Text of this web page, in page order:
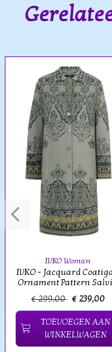
IVKO Woman
IVKO - Jacquard
Ornament Pattern
€ 299,00 € 239,00
TOEVOEGEN AAN
WINKELWAGEN